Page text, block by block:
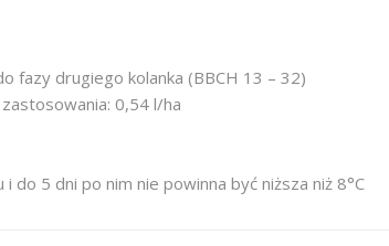
fazy drugiego kolanka (BBCH 13 – 32)
0,54 l/ha
5 dni po nim nie powinna być niższa niż 8°C